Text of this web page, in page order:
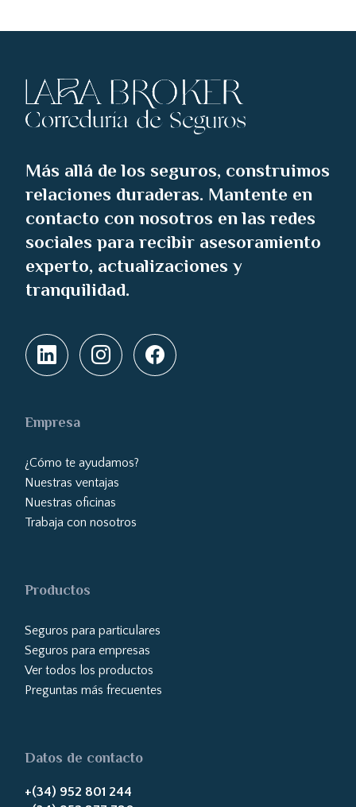
Más allá de los seguros, construimos
relaciones duraderas. Mantente en
contacto con nosotros en las redes
sociales para recibir asesoramiento
experto, actualizaciones y
tranquilidad.
Empresa
¿Cómo te ayudamos?
Nuestras ventajas
Nuestras oficinas
Trabaja con nosotros
Productos
Seguros para particulares
Seguros para empresas
Ver todos los productos
Preguntas más frecuentes
Datos de contacto
+(34) 952 801 244